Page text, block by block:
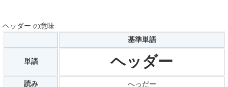
ヘッダー の意味
基準単語
単語 ヘッダー
読み へっだー